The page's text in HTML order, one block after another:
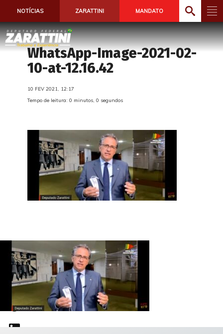
NOTÍCIAS ZARATTINI MANDATO
WhatsApp-Image-2021-02-
10-at-12.16.42
10 FEV 2021, 12:17
Tempo de leitura: 0 minutos, 0 segundos